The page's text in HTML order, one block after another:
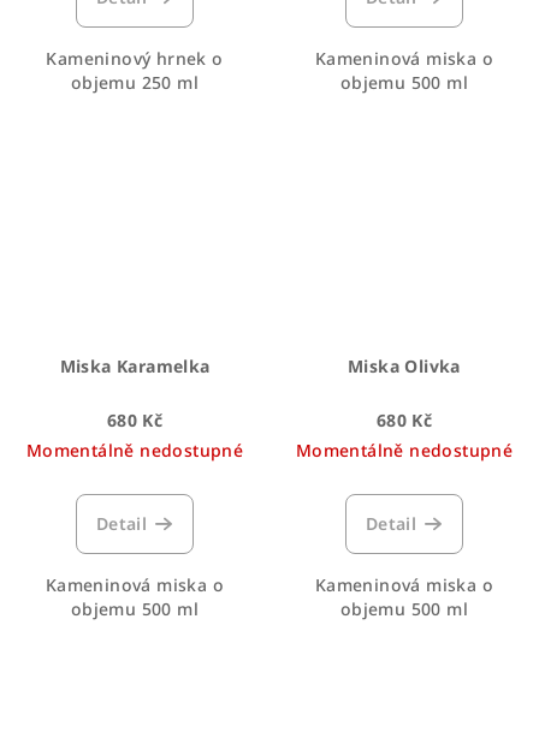
Kameninový hrnek o
objemu 250 ml
Kameninová miska o
objemu 500 ml
Miska Karamelka
680 Kč
Momentálně nedostupné
Detail
Kameninová miska o
objemu 500 ml
Miska Olivka
680 Kč
Momentálně nedostupné
Detail
Kameninová miska o
objemu 500 ml